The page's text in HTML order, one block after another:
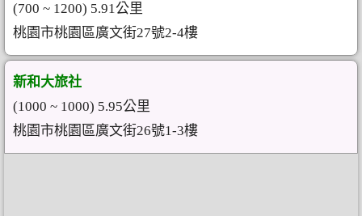
(700 ~ 1200) 5.91公里
桃園市桃園區廣文街27號2-4樓
新和大旅社
(1000 ~ 1000) 5.95公里
桃園市桃園區廣文街26號1-3樓